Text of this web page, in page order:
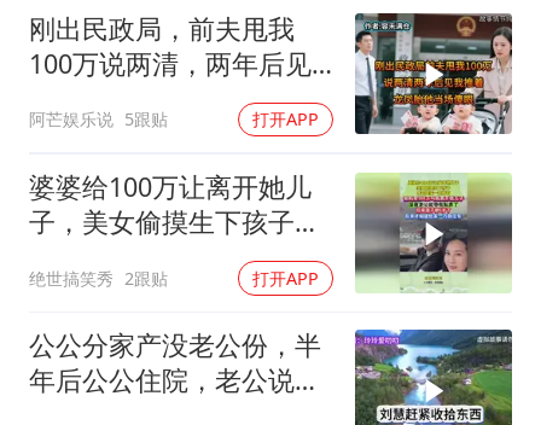
刚出民政局，前夫甩我
100万说两清，两年后见
我推着龙凤胎他当场傻眼
阿芒娱乐说 5跟贴 打开APP
婆婆给100万让离开她儿
子，美女偷摸生下孩子，
绝世搞笑秀 2跟贴 打开APP
公公分家产没老公份，半
年后公公住院，老公说：